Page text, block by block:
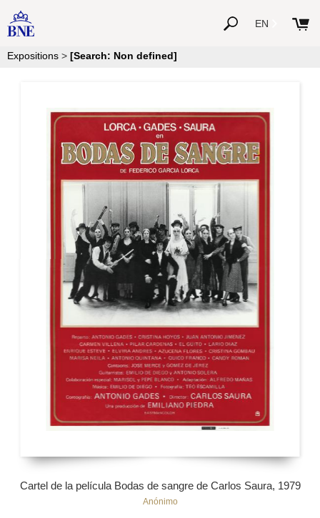
EN
Expositions > [Search: Non defined]
Cartel de la película Bodas de sangre de Carlos Saura, 1979
Anónimo